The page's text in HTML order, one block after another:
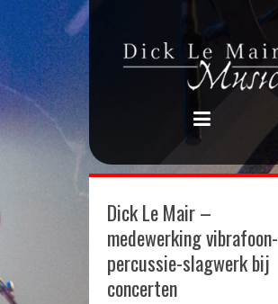
Dick Le Mair –
medewerking vibrafoon-
percussie-slagwerk bij
concerten